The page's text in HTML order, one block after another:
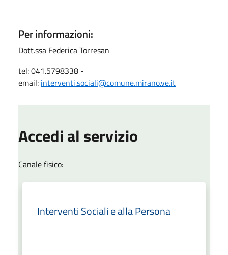
Per informazioni:
Dott.ssa Federica Torresan
tel: 041.5798338 -
email: interventi.sociali@comune.mirano.ve.it
Accedi al servizio
Canale fisico:
Interventi Sociali e alla Persona